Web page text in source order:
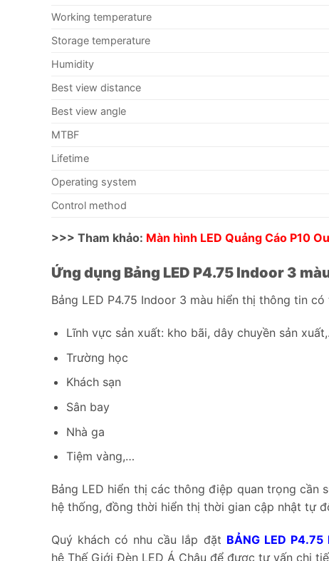
Working temperature
Storage temperature
Humidity
Best view distance
Best view angle
MTBF
Lifetime
Operating system
Control method
>>> Tham khảo: Màn hình LED Quảng Cáo P10
Ứng dụng Bảng LED P4.75 Indoor 3
Bảng LED P4.75 Indoor 3 màu hiển thị thông tin
Lĩnh vực sản xuất: kho bãi, dây chuyền sản
Trường học
Khách sạn
Sân bay
Nhà ga
Tiệm vàng,…
Bảng LED hiển thị các thông điệp quan trọng
hệ thống, đồng thời hiển thị thời gian cập nhật tự
Quý khách có nhu cầu lắp đặt BẢNG LED
hệ Thế Giới Đèn LED Á Châu để được tư vấn chi